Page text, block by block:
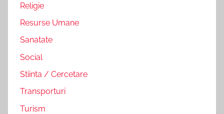
Religie
Resurse Umane
Sanatate
Social
Stiinta / Cercetare
Transporturi
Turism